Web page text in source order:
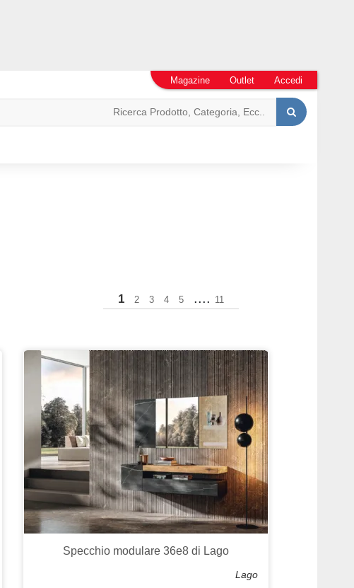
Magazine Outlet Accedi
1 2 3 4 5 .... 11
Specchio modulare 36e8 di Lago
Lago